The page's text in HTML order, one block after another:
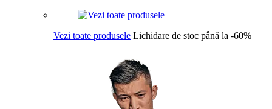
Vezi toate produsele Lichidare de stoc până la -60%